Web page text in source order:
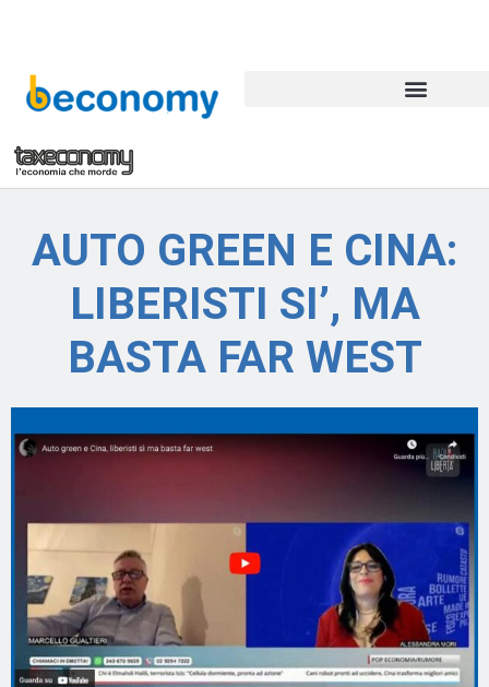
AUTO GREEN E CINA:
LIBERISTI SI’, MA
BASTA FAR WEST